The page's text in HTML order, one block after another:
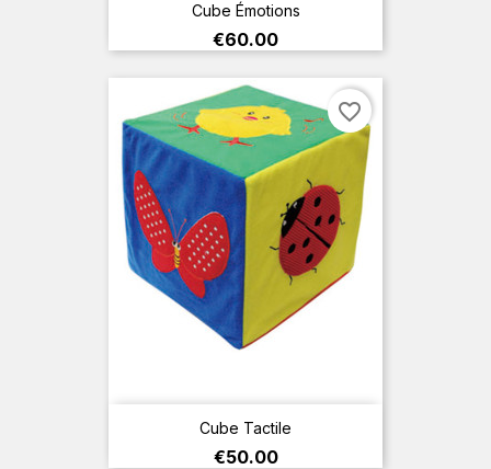
Cube Émotions
Price
€60.00
Cube Tactile
Price
€50.00
favorite_border